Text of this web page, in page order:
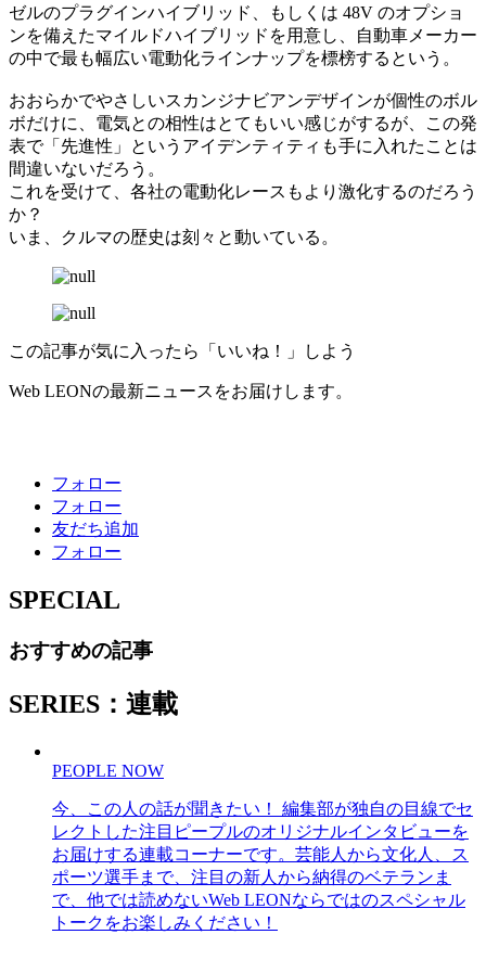
ゼルのプラグインハイブリッド、もしくは 48V のオプショ
ンを備えたマイルドハイブリッドを用意し、自動車メーカー
の中で最も幅広い電動化ラインナップを標榜するという。
おおらかでやさしいスカンジナビアンデザインが個性のボル
ボだけに、電気との相性はとてもいい感じがするが、この発
表で「先進性」というアイデンティティも手に入れたことは
間違いないだろう。
これを受けて、各社の電動化レースもより激化するのだろう
か？
いま、クルマの歴史は刻々と動いている。
この記事が気に入ったら「いいね！」しよう
Web LEONの最新ニュースをお届けします。
フォロー
フォロー
友だち追加
フォロー
SPECIAL
おすすめの記事
SERIES：連載
PEOPLE NOW
今、この人の話が聞きたい！ 編集部が独自の目線でセ
レクトした注目ピープルのオリジナルインタビューを
お届けする連載コーナーです。芸能人から文化人、ス
ポーツ選手まで、注目の新人から納得のベテランま
で、他では読めないWeb LEONならではのスペシャル
トークをお楽しみください！